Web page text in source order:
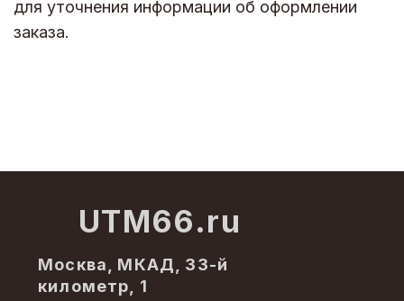
для уточнения информации об оформлении
заказа.
UTM66.ru
Москва, МКАД, 33-й
километр, 1